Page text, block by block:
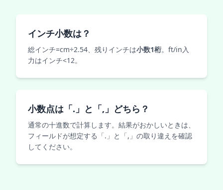
インチ小数は？
総インチ=cm÷2.54、残りインチは小数1桁。ft/in入
力はインチ<12。
小数点は「.」と「,」どちら？
通常の十進数で計算します。結果がおかしいときは、
フィールドが想定する「.」と「,」の取り違えを確認
してください。